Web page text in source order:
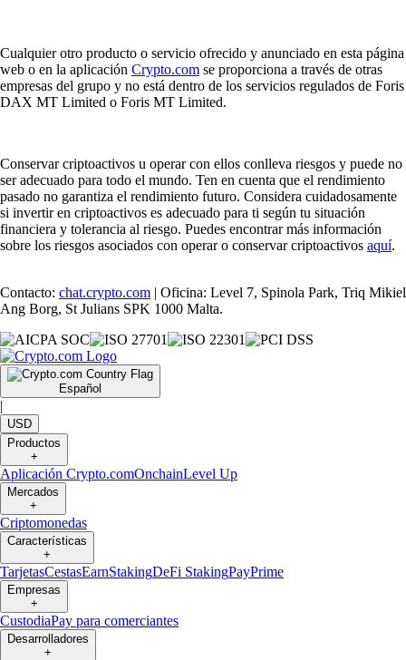
Cualquier otro producto o servicio ofrecido y anunciado en esta página
web o en la aplicación Crypto.com se proporciona a través de otras
empresas del grupo y no está dentro de los servicios regulados de Foris
DAX MT Limited o Foris MT Limited.
Conservar criptoactivos u operar con ellos conlleva riesgos y puede no
ser adecuado para todo el mundo. Ten en cuenta que el rendimiento
pasado no garantiza el rendimiento futuro. Considera cuidadosamente
si invertir en criptoactivos es adecuado para ti según tu situación
financiera y tolerancia al riesgo. Puedes encontrar más información
sobre los riesgos asociados con operar o conservar criptoactivos aquí.
Contacto: chat.crypto.com | Oficina: Level 7, Spinola Park, Triq Mikiel
Ang Borg, St Julians SPK 1000 Malta.
Español
|
USD
Productos
+
Aplicación Crypto.comOnchainLevel Up
Mercados
+
Criptomonedas
Características
+
TarjetasCestasEarnStakingDeFi StakingPayPrime
Empresas
+
CustodiaPay para comerciantes
Desarrolladores
+